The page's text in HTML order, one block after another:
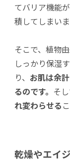
てバリア機能
積してしまいま
そこで、植物
しっかり保湿
り、 お肌は余
るのです。 そ
れ変わらせる
乾燥やエイ